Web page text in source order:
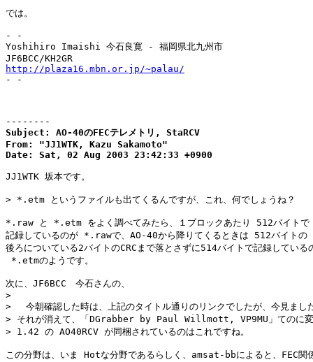
では。
- -
Yoshihiro Imaishi 今石良寛 - 福岡県北九州市
http://plaza16.mbn.or.jp/~palau/
- -
--------
Subject: AO-40のFECテレメトリ, StaRCV
From: "JJ1WTK, Kazu Sakamoto"
Date: Sat, 02 Aug 2003 23:42:33 +0900
JJ1WTK 坂本です。
> *.etm というファイルも出てくるんですが、これ、何でしょうね？
*.raw と *.etm をよく調べてみたら、１ブロックあたり 512バイトで
記録しているのが *.rawで、AO-40から降りてくるときは 512バイトの
後ろについている2バイトのCRCまで落とさずに514バイトで記録している
*.etmのようです。
次に、JF6BCC　今石さんの、
>
> 　今朝確認した時は、上記のタイトル通りのリンクでしたが、今見まし
> それが消えて、「DGrabber by Paul Willmott, VP9MU」てのに変
> 1.42 の AO40RCV が同梱されているのはこれですね。
この分野は、いま Hotな分野であるらしく、amsat-bbによると、FEC関